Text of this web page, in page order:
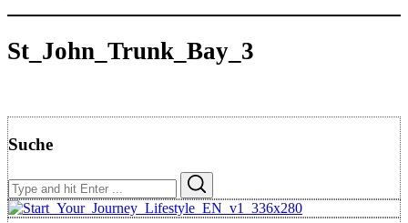
St_John_Trunk_Bay_3
Suche
Search
for: